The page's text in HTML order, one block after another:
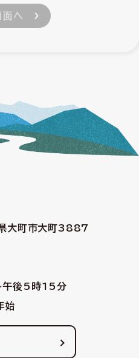
大町市大町3887
午後5時15分
始